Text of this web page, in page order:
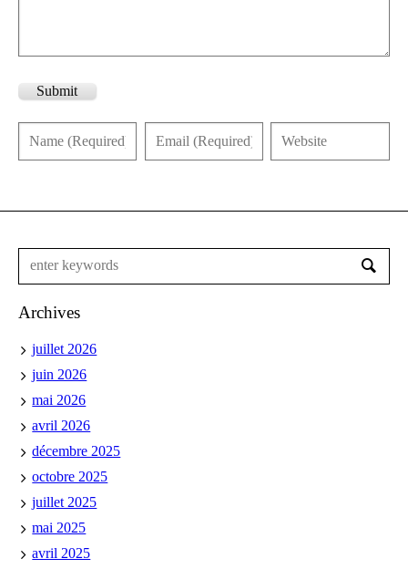
Submit
Archives
juillet 2026
juin 2026
mai 2026
avril 2026
décembre 2025
octobre 2025
juillet 2025
mai 2025
avril 2025